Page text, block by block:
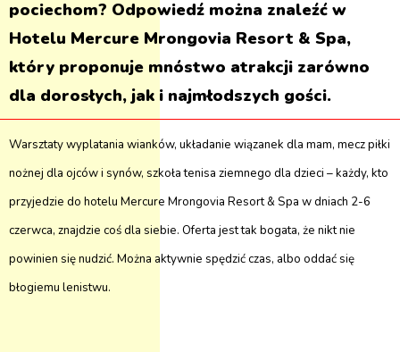
pociechom? Odpowiedź można znaleźć w
Hotelu Mercure Mrongovia Resort & Spa,
który proponuje mnóstwo atrakcji zarówno
dla dorosłych, jak i najmłodszych gości.
Warsztaty wyplatania wianków, układanie wiązanek dla mam, mecz piłki
nożnej dla ojców i synów, szkoła tenisa ziemnego dla dzieci – każdy, kto
przyjedzie do hotelu Mercure Mrongovia Resort & Spa w dniach 2-6
czerwca, znajdzie coś dla siebie. Oferta jest tak bogata, że nikt nie
powinien się nudzić. Można aktywnie spędzić czas, albo oddać się
błogiemu lenistwu.